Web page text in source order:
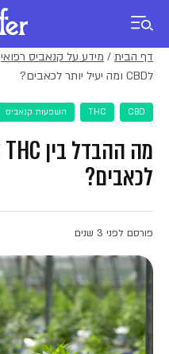
דף הבית / מידע על קנאביס רפואי
לCBD ומה יעיל יותר לכאבים?
CBD
THC השפעות קנאביס
לכאבים?
פורסם לפני 3 שנים